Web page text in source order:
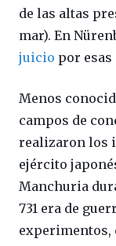
de las altas
mar). En
juicio por esas
Menos
campos de
realizaron los
ejército
Manchuria
731 era de
experimentos,